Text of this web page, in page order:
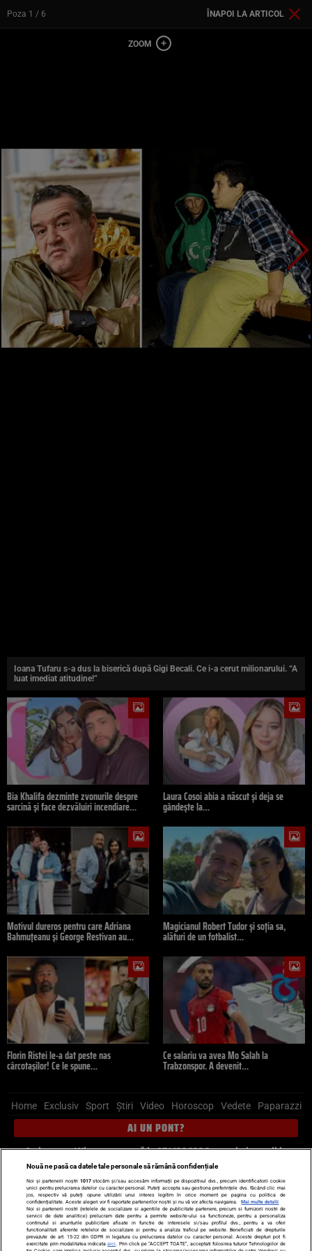
Poza 1 / 6 ÎNAPOI LA ARTICOL
Ioana Tufaru s-a dus la biserică după Gigi Becali. Ce i-a cerut milionarului. “A
luat imediat atitudine!”
Bia Khalifa dezminte zvonurile despre
sarcină și face dezvăluiri incendiare…
Laura Cosoi abia a născut și deja se
gândește la…
Motivul dureros pentru care Adriana
Bahmuțeanu și George Restivan au…
Magicianul Robert Tudor și soția sa,
alături de un fotbalist…
Florin Ristei le-a dat peste nas
cârcotașilor! Ce le spune…
Ce salariu va avea Mo Salah la
Trabzonspor. A devenit…
Home Exclusiv Sport Știri Video Horoscop Vedete Paparazzi
AI UN PONT?
Scrie-ne pe Whatsapp, sună la 0741226226 sau trimite mail la
pont@cancan.ro
Știri interne Știri externe
Politică
Ultimele stiri
Diete Insula Iubirii Dictionar de vise
LIFE STYLE
Horoscop
Nouă ne pasă ca datele tale personale să rămână confidențiale
Noi și partenerii noștri 1017stocăm și/sau accesăm informații pe dispozitivul dvs., precum identificatorii cookie
unici pentru prelucrarea datelor cu caracter personal. Puteți accepta sau gestiona preferințele dvs. făcând clic mai
jos, respectiv vă puteți opune utilizării unui interes legitim în orice moment pe pagina cu politica de
confidențialitate. Aceste alegeri vor fi raportate partenerilor noștri și nu vă vor afecta navigarea.
Mai multe detalii
Noi si partenerii nostri (retelele de socializare si agentiile de publicitate partenere, precum si furnizorii nostri de
servicii de date analitice) prelucram date pentru a permite website-ului sa functioneze, pentru a personaliza
continutul si anunturile publicitare afisate in functie de interesele si/sau profilul dvs., pentru a va oferi
functionalitati aferente retelelor de socializare si pentru a analiza traficul pe website. Beneficiati de drepturile
prevazute de art. 15-22 din GDPR in legatura cu prelucrarea datelor cu caracter personal. Aceste drepturi pot fi
exercitate prin modalitatea indicataaici . Prin click pe “ACCEPT TOATE”, acceptati folosirea tuturor Tehnologiilor de